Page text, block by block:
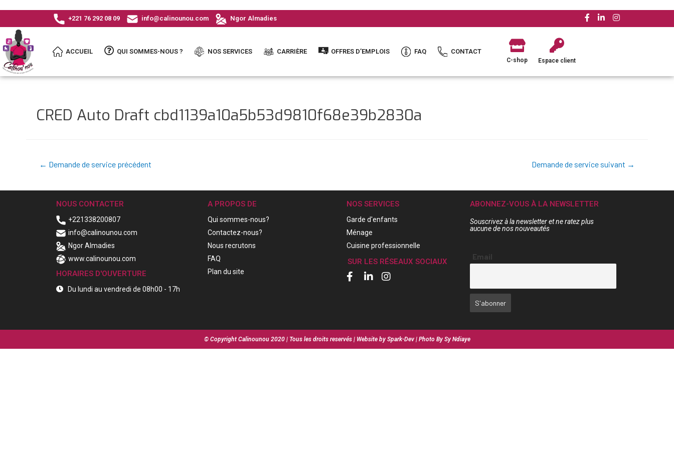
+221 76 292 08 09 info@calinounou.com Ngor Almadies
ACCUEIL QUI SOMMES-NOUS ? NOS SERVICES CARRIÈRE OFFRES D’EMPLOIS FAQ CONTACT
C-shop Espace client
CRED Auto Draft cbd1139a10a5b53d9810f68e39b2830a
← Demande de service précédent Demande de service suivant →
NOUS CONTACTER
+221338200807
info@calinounou.com
Ngor Almadies
www.calinounou.com
HORAIRES D'OUVERTURE
Du lundi au vendredi de 08h00 - 17h
A PROPOS DE
Qui sommes-nous?
Contactez-nous?
Nous recrutons
FAQ
Plan du site
NOS SERVICES
Garde d'enfants
Ménage
Cuisine professionnelle
SUR LES RÉSEAUX SOCIAUX
ABONNEZ-VOUS À LA NEWSLETTER
Souscrivez à la newsletter et ne ratez plus
aucune de nos nouveautés
Email
© Copyright Calinounou 2020 | Tous les droits reservés | Website by Spark-Dev | Photo By Sy Ndiaye